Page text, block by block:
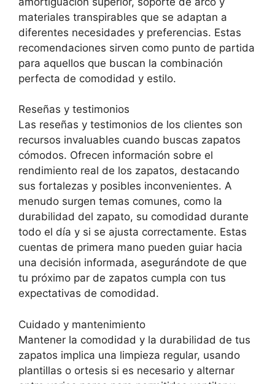
materiales transpirables que se adaptan a
diferentes necesidades y preferencias. Estas
recomendaciones sirven como punto de partida
para aquellos que buscan la combinación
perfecta de comodidad y estilo.
Reseñas y testimonios
Las reseñas y testimonios de los clientes son
recursos invaluables cuando buscas zapatos
cómodos. Ofrecen información sobre el
rendimiento real de los zapatos, destacando
sus fortalezas y posibles inconvenientes. A
menudo surgen temas comunes, como la
durabilidad del zapato, su comodidad durante
todo el día y si se ajusta correctamente. Estas
cuentas de primera mano pueden guiar hacia
una decisión informada, asegurándote de que
tu próximo par de zapatos cumpla con tus
expectativas de comodidad.
Cuidado y mantenimiento
Mantener la comodidad y la durabilidad de tus
zapatos implica una limpieza regular, usando
plantillas o ortesis si es necesario y alternar